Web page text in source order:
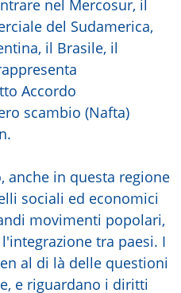
nel Mercosur, il
del Sudamerica,
il Brasile, il
Accordo
scambio (Nafta)
anche in questa regione
sociali ed economici
movimenti popolari,
tra paesi. I
al di là delle questioni
e riguardano i diritti